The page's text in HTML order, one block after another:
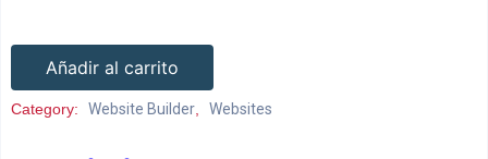
Añadir al carrito
Category: Website Builder, Websites